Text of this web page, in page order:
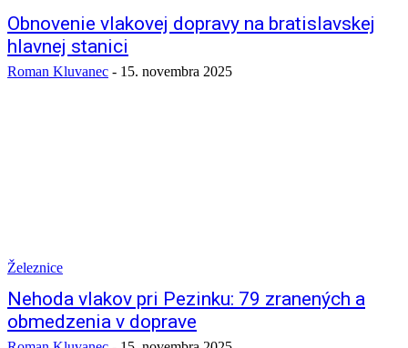
Obnovenie vlakovej dopravy na bratislavskej
hlavnej stanici
Roman Kluvanec - 15. novembra 2025
Železnice
Nehoda vlakov pri Pezinku: 79 zranených a
obmedzenia v doprave